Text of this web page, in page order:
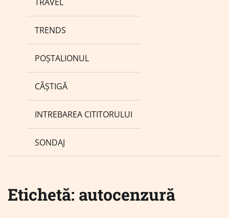
TRENDS
POȘTALIONUL
CÂȘTIGĂ
INTREBAREA CITITORULUI
SONDAJ
Etichetă: autocenzură